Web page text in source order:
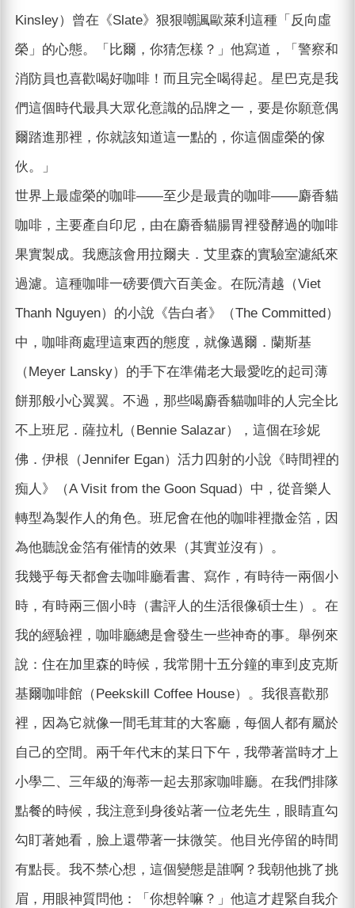
Kinsley）曾在《Slate》狠狠嘲諷歐萊利這種「反向虛
榮」的心態。「比爾，你猜怎樣？」他寫道，「警察和
消防員也喜歡喝好咖啡！而且完全喝得起。星巴克是我
們這個時代最具大眾化意識的品牌之一，要是你願意偶
爾踏進那裡，你就該知道這一點的，你這個虛榮的傢
伙。」
世界上最虛榮的咖啡——至少是最貴的咖啡——麝香貓
咖啡，主要產自印尼，由在麝香貓腸胃裡發酵過的咖啡
果實製成。我應該會用拉爾夫．艾里森的實驗室濾紙來
過濾。這種咖啡一磅要價六百美金。在阮清越（Viet
Thanh Nguyen）的小說《告白者》（The Committed）
中，咖啡商處理這東西的態度，就像邁爾．蘭斯基
（Meyer Lansky）的手下在準備老大最愛吃的起司薄
餅那般小心翼翼。不過，那些喝麝香貓咖啡的人完全比
不上班尼．薩拉札（Bennie Salazar），這個在珍妮
佛．伊根（Jennifer Egan）活力四射的小說《時間裡的
痴人》（A Visit from the Goon Squad）中，從音樂人
轉型為製作人的角色。班尼會在他的咖啡裡撒金箔，因
為他聽說金箔有催情的效果（其實並沒有）。
我幾乎每天都會去咖啡廳看書、寫作，有時待一兩個小
時，有時兩三個小時（書評人的生活很像碩士生）。在
我的經驗裡，咖啡廳總是會發生一些神奇的事。舉例來
說：住在加里森的時候，我常開十五分鐘的車到皮克斯
基爾咖啡館（Peekskill Coffee House）。我很喜歡那
裡，因為它就像一間毛茸茸的大客廳，每個人都有屬於
自己的空間。兩千年代末的某日下午，我帶著當時才上
小學二、三年級的海蒂一起去那家咖啡廳。在我們排隊
點餐的時候，我注意到身後站著一位老先生，眼睛直勾
勾盯著她看，臉上還帶著一抹微笑。他目光停留的時間
有點長。我不禁心想，這個變態是誰啊？我朝他挑了挑
眉，用眼神質問他：「你想幹嘛？」他這才趕緊自我介